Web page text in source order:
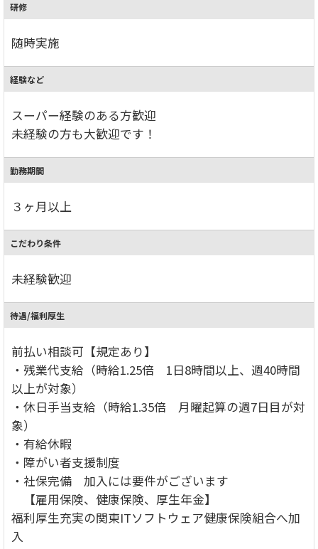
研修
随時実施
経験など
スーパー経験のある方歓迎
未経験の方も大歓迎です！
勤務期間
３ヶ月以上
こだわり条件
未経験歓迎
待遇/福利厚生
前払い相談可【規定あり】
・残業代支給（時給1.25倍 1日8時間以上、週40時間
以上が対象）
・休日手当支給（時給1.35倍 月曜起算の週7日目が対
象）
・有給休暇
・障がい者支援制度
・社保完備 加入には要件がございます
【雇用保険、健康保険、厚生年金】
福利厚生充実の関東ITソフトウェア健康保険組合へ加
入